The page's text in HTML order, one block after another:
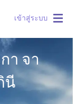
เข้าสู่ระบบ
า จา
นี